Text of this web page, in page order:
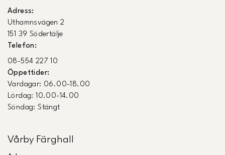
Adress:
Uthamnsvägen 2
151 39 Södertälje
Telefon:
08-554 227 10
Öppettider:
Vardagar: 06.00-18.00
Lördag: 10.00-14.00
Söndag: Stängt
Vårby Färghall